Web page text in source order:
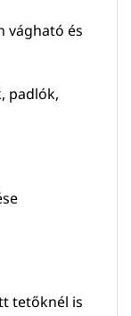
vágható és
padlók,
tetőknél is